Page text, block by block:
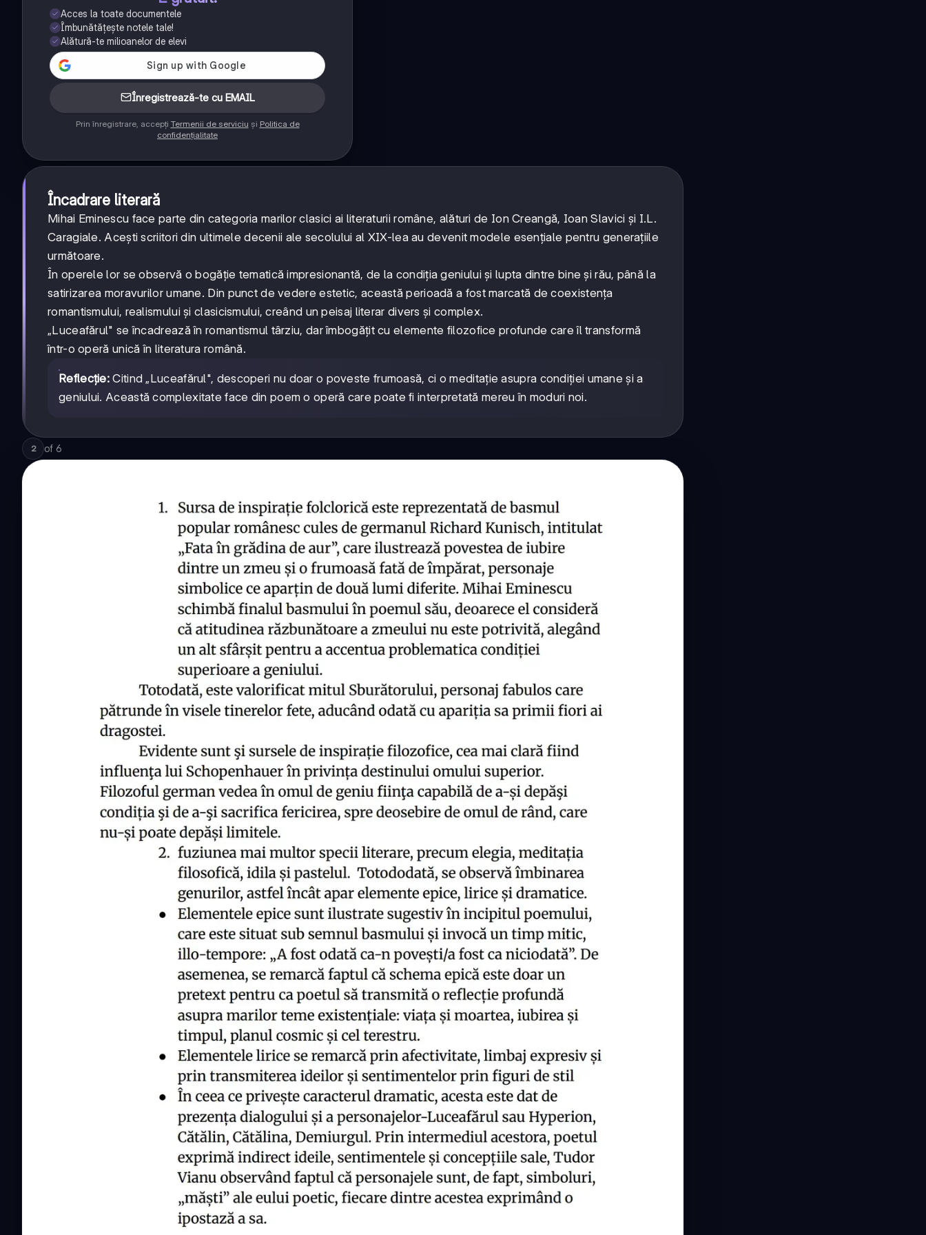
Acces la toate documentele
Îmbunătățește notele tale!
Alătură-te milioanelor de elevi
Înregistrează-te cu EMAIL
Prin înregistrare, accepți Termenii de serviciu și Politica de
confidențialitate
Încadrare literară
Mihai Eminescu face parte din categoria marilor clasici ai literaturii române, alături de Ion Creangă, Ioan Slavici și I.L.
Caragiale. Acești scriitori din ultimele decenii ale secolului al XIX-lea au devenit modele esențiale pentru generațiile
următoare.
În operele lor se observă o bogăție tematică impresionantă, de la condiția geniului și lupta dintre bine și rău, până la
satirizarea moravurilor umane. Din punct de vedere estetic, această perioadă a fost marcată de coexistența
romantismului, realismului și clasicismului, creând un peisaj literar divers și complex.
„Luceafărul" se încadrează în romantismul târziu, dar îmbogățit cu elemente filozofice profunde care îl transformă
într-o operă unică în literatura română.
Reflecție: Citind „Luceafărul", descoperi nu doar o poveste frumoasă, ci o meditație asupra condiției umane și a
geniului. Această complexitate face din poem o operă care poate fi interpretată mereu în moduri noi.
2 of 6